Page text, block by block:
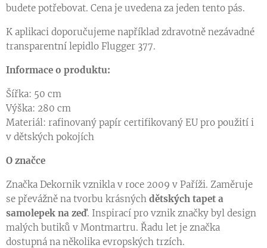
budete potřebovat. Cena je uvedena za jeden tento pás.
K aplikaci doporučujeme například zdravotně nezávadné
transparentní lepidlo Flugger 377.
Informace o produktu:
Šířka: 50 cm
Výška: 280 cm
Materiál: rafinovaný papír certifikovaný EU pro použití i
v dětských pokojích
O značce
Značka Dekornik vznikla v roce 2009 v Paříži. Zaměruje
se převážně na tvorbu krásných dětských tapet a
samolepek na zeď. Inspirací pro vznik značky byl design
malých butiků v Montmartru. Řadu let je značka
dostupná na několika evropských trzích.